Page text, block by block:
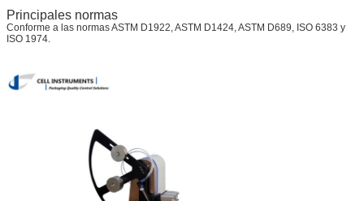
Principales normas
Conforme a las normas ASTM D1922, ASTM D1424, ASTM D689, ISO 6383 y
ISO 1974.